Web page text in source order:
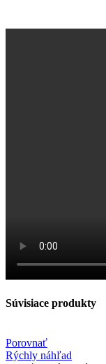
Súvisiace produkty
Porovnať
Rýchly náhľad